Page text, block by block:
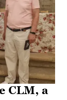
CLM, a